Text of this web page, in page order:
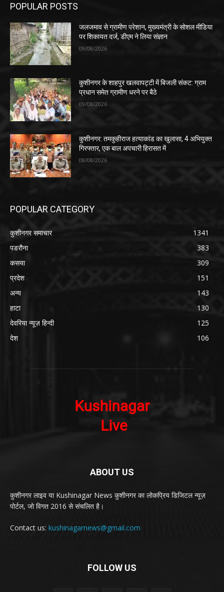
POPULAR POSTS
जलजमाव से ग्रामीण परेशान, मुख्यमंत्री के सोशल मीडिया
पर शिकायत दर्ज, डीएम ने लिया संज्ञान
09/08/2026
कुशीनगर के शाहपुर खलवापट्टी में बिजली संकट: ग्राम
प्रधान समेत ग्रामीण धरने पर बैठे
09/08/2026
कुशीनगर: तमकुहीराज हत्याकांड का खुलासा, 4 अभियुक्त
गिरफ्तार, एक बाल अपचारी हिरासत में
08/08/2026
POPULAR CATEGORY
कुशीनगर समाचार
1341
पडरौना
383
कसया
309
प्रदेश
151
अन्य
143
हाटा
130
देवरिया न्यूज़ हिन्दी
125
देश
106
ABOUT US
कुशीनगर लाइव या Kushinagar News कुशीनगर का लोकप्रिय डिजिटल न्यूज़
पोर्टल, जो विगत 2016 से संचलित है।
Contact us: kushinagarnews@gmail.com
FOLLOW US